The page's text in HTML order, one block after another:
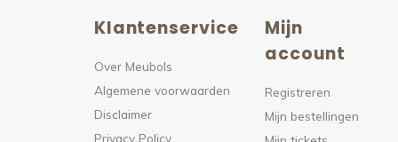
Klantenservice
Over Meubols
Algemene voorwaarden
Disclaimer
Privacy Policy
Mijn
account
Registreren
Mijn bestellingen